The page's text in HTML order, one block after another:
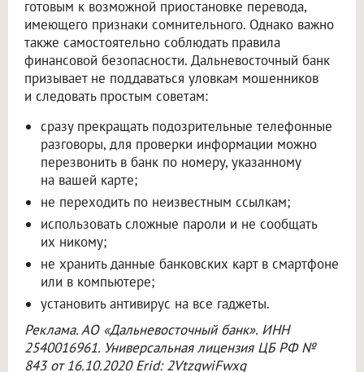
готовым к возможной приостановке перевода,
имеющего признаки сомнительного. Однако важно
также самостоятельно соблюдать правила
финансовой безопасности. Дальневосточный банк
призывает не поддаваться уловкам мошенников
и следовать простым советам:
сразу прекращать подозрительные телефонные
разговоры, для проверки информации можно
перезвонить в банк по номеру, указанному
на вашей карте;
не переходить по неизвестным ссылкам;
использовать сложные пароли и не сообщать
их никому;
не хранить данные банковских карт в смартфоне
или в компьютере;
установить антивирус на все гаджеты.
Реклама. АО «Дальневосточный банк». ИНН
2540016961. Универсальная лицензия ЦБ РФ №
843 от 16.10.2020 Erid: 2VtzqwiFwxg